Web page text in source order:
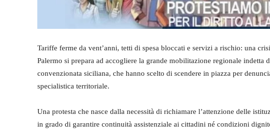
Tariffe ferme da vent’anni, tetti di spesa bloccati e servizi a rischio: una
Palermo si prepara ad accogliere la grande mobilitazione regionale
convenzionata siciliana, che hanno scelto di scendere in piazza per
specialistica territoriale.
Una protesta che nasce dalla necessità di richiamare l’attenzione delle
in grado di garantire continuità assistenziale ai cittadini né condizioni